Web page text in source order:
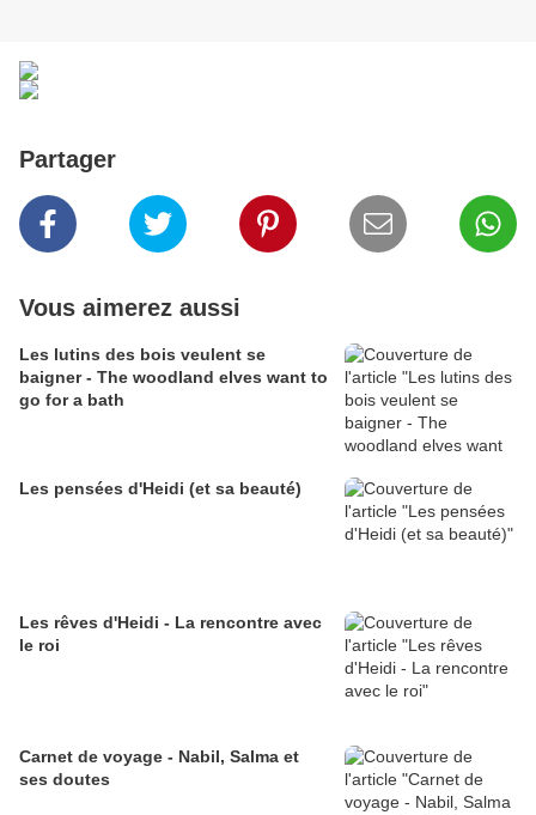
Partager
Vous aimerez aussi
Les lutins des bois veulent se
baigner - The woodland elves want to
go for a bath
Les pensées d'Heidi (et sa beauté)
Les rêves d'Heidi - La rencontre avec
le roi
Carnet de voyage - Nabil, Salma et
ses doutes